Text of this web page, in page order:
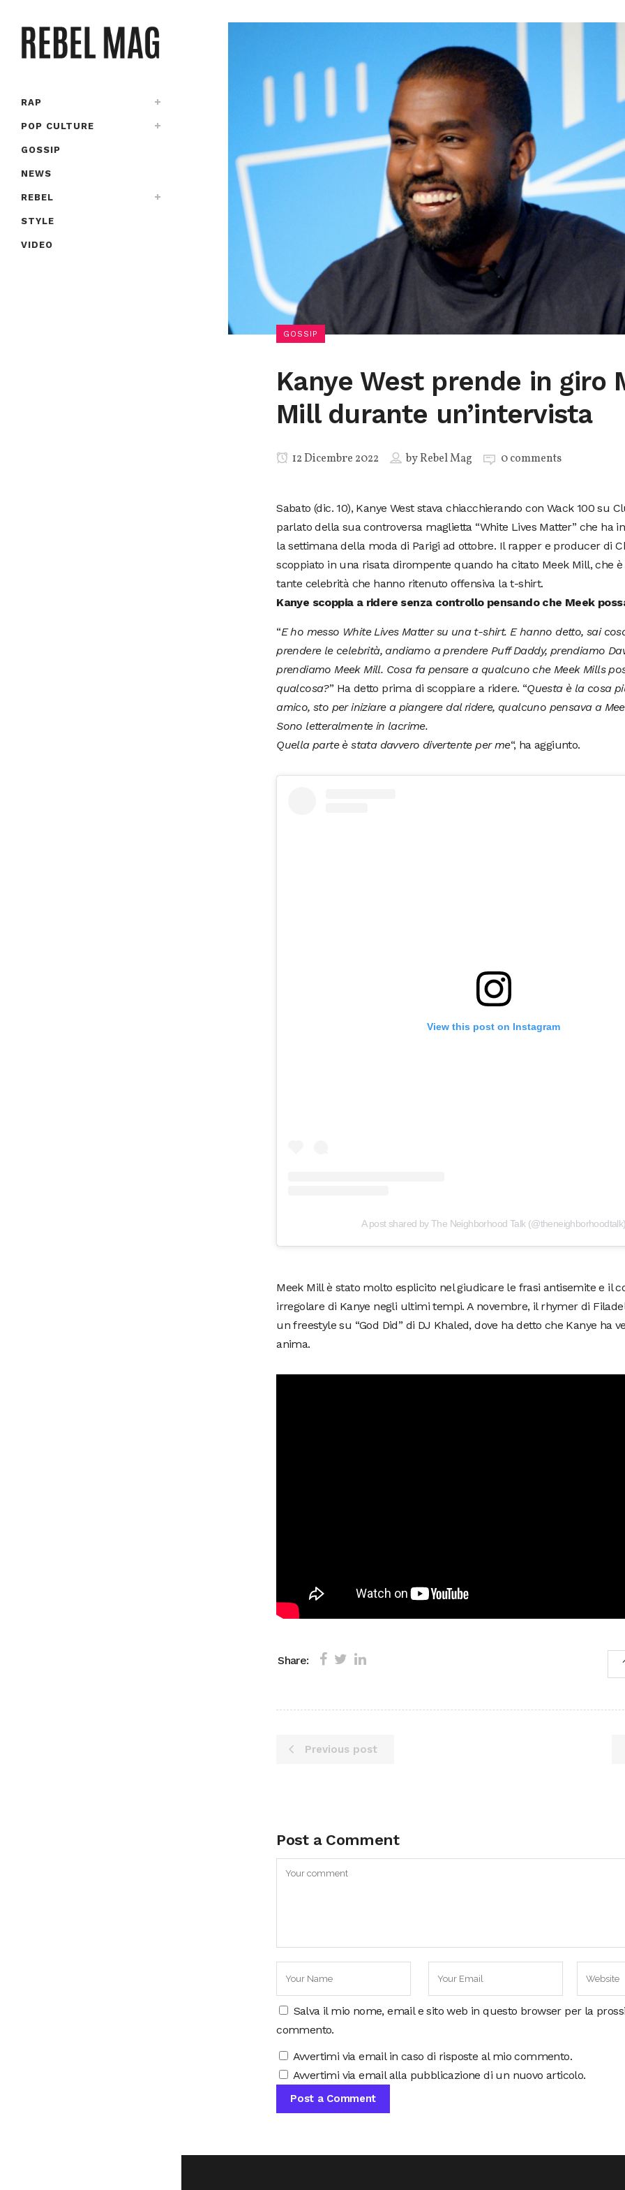
RAP
POP CULTURE
GOSSIP
NEWS
REBEL
STYLE
VIDEO
GOSSIP
Kanye West prende in giro
Mill durante un’intervista
12 Dicembre 2022 byRebel Mag 0 comments
Sabato (dic. 10), Kanye West stava chiacchierando con Wack 100 su
parlato della sua controversa maglietta “White Lives Matter” che ha
la settimana della moda di Parigi ad ottobre. Il rapper e producer di
scoppiato in una risata dirompente quando ha citato Meek Mill, che
tante celebrità che hanno ritenuto offensiva la t-shirt.
Kanye scoppia a ridere senza controllo pensando che Meek
“E ho messo White Lives Matter su una t-shirt. E hanno detto, sai
prendere le celebrità, andiamo a prendere Puff Daddy, prendiamo
prendiamo Meek Mill. Cosa fa pensare a qualcuno che Meek Mills
qualcosa?” Ha detto prima di scoppiare a ridere. “Questa è la cosa
amico, sto per iniziare a piangere dal ridere, qualcuno pensava a
Sono letteralmente in lacrime.
Quella parte è stata davvero divertente per me“, ha aggiunto.
View this post on Instagram
A post shared by The Neighborhood Talk
Meek Mill è stato molto esplicito nel giudicare le frasi antisemite e il
irregolare di Kanye negli ultimi tempi. A novembre, il rhymer di
un freestyle su “God Did” di DJ Khaled, dove ha detto che Kanye ha
anima.
Share:
Previous post
Post a Comment
Salva il mio nome, email e sito web in questo browser per la
commento.
Avvertimi via email in caso di risposte al mio commento.
Avvertimi via email alla pubblicazione di un nuovo articolo.